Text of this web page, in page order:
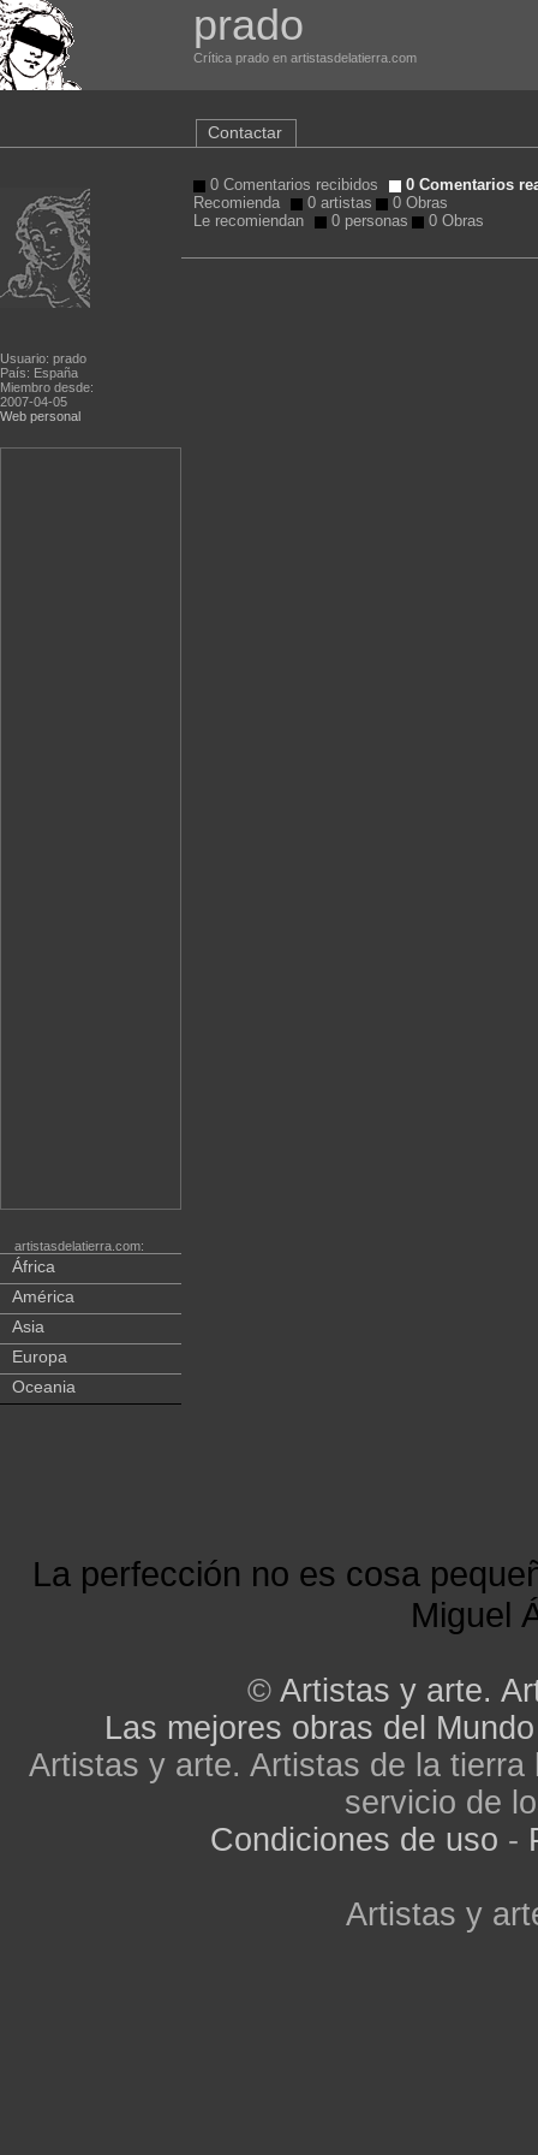
prado
Crítica prado en artistasdelatierra.com
Usuario: prado
País: España
Miembro desde:
2007-04-05
Web personal
artistasdelatierra.com:
África
América
Asia
Europa
Oceania
Contactar
0 Comentarios recibidos
0 Comentarios
Recomienda
0 artistas
0 Obras
Le recomiendan
0 personas 0 Obras
La perfección no es cosa
Miguel
© Artistas y arte.
Las mejores obras del Mundo
Artistas y arte. Artistas de la
servicio de
Condiciones de uso -
Artistas y